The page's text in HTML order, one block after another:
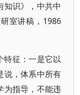
知识》，中共中
室讲稿，1986
特征：一是它以
说，体系中所有
为指导，不能违